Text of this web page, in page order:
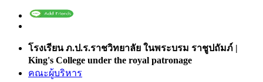
โรงเรียน ภ.ป.ร.ราชวิทยาลัย ในพระบรม ราชูปถัมภ์ |
King's College under the royal patronage
คณะผู้บริหาร